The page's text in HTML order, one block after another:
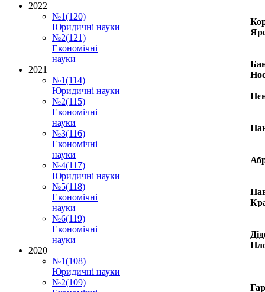
2022
№1(120)
Юридичні науки
№2(121)
Економічні
науки
2021
№1(114)
Юридичні науки
№2(115)
Економічні
науки
№3(116)
Економічні
науки
№4(117)
Юридичні науки
№5(118)
Економічні
науки
№6(119)
Економічні
науки
2020
№1(108)
Юридичні науки
№2(109)